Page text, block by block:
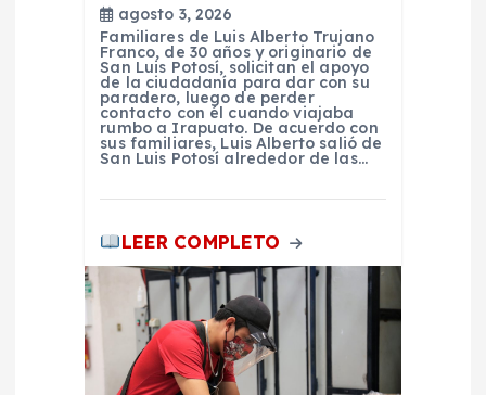
agosto 3, 2026
Familiares de Luis Alberto Trujano
Franco, de 30 años y originario de
San Luis Potosí, solicitan el apoyo
de la ciudadanía para dar con su
paradero, luego de perder
contacto con él cuando viajaba
rumbo a Irapuato. De acuerdo con
sus familiares, Luis Alberto salió de
San Luis Potosí alrededor de las…
LEER COMPLETO